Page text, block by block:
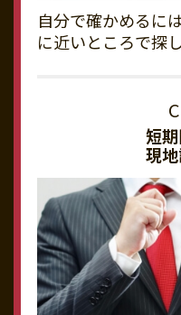
自分で確かめるに
に近いところで探
短
現